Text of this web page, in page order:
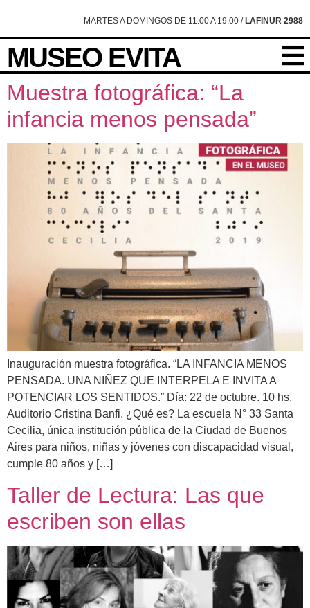
MARTES A DOMINGOS DE 11:00 A 19:00 / LAFINUR 2988
MUSEO EVITA
Muestra fotográfica: “La
infancia menos pensada”
Inauguración muestra fotográfica. “LA INFANCIA MENOS
PENSADA. UNA NIÑEZ QUE INTERPELA E INVITA A
POTENCIAR LOS SENTIDOS.” Día: 22 de octubre. 10 hs.
Auditorio Cristina Banfi. ¿Qué es? La escuela N° 33 Santa
Cecilia, única institución pública de la Ciudad de Buenos
Aires para niños, niñas y jóvenes con discapacidad visual,
cumple 80 años y […]
Taller de Lectura: Las que
escriben son ellas